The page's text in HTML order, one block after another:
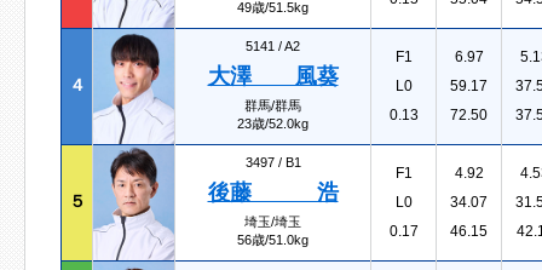
49歳/51.5kg
４
5141 /A2
大澤 風葵
群馬/群馬
23歳/52.0kg
F1
L0
0.13
6.97
59.17
72.50
５
3497 / B1
後藤 浩
埼玉/埼玉
56歳/51.0kg
F1
L0
0.17
4.92
34.07
46.15